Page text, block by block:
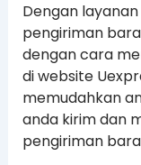
Dengan
pengiriman
dengan cara
di website
memudahkan
anda kirim dan
pengiriman